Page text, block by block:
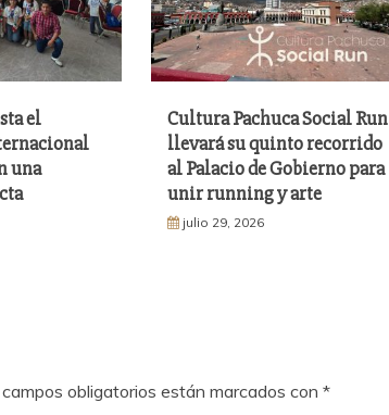
el
una
Cultura Pachuca Social Run
llevará su quinto recorrido
al Palacio de Gobierno para
unir running y arte
julio 29, 2026
obligatorios están marcados con *